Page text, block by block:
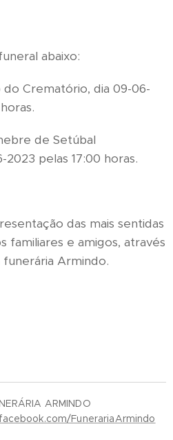
abaixo:
Crematório, dia 09-06-
de Setúbal
pelas 17:00 horas.
das mais sentidas
familiares e amigos, através
funerária Armindo.
ARMINDO
FunerariaArmindo